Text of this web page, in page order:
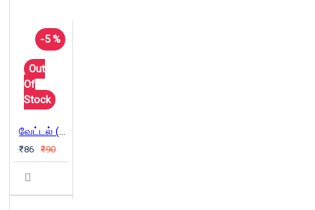
-5 %
Out
Of
Stock
வேட்டல் (விருப்பதில் நிலைபெறுதல்)
₹86 ₹90